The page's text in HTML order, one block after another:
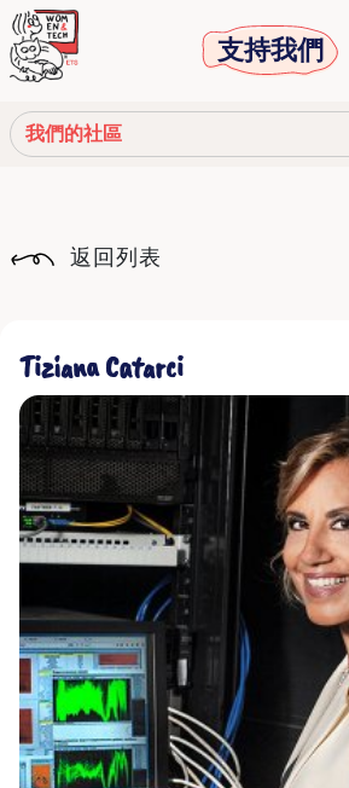
支持我們
我們的社區
我們的網絡
我們的社區
返回列表
Tiziana Catarci